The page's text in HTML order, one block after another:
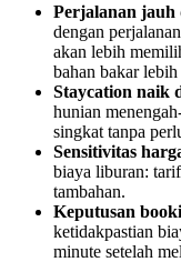
Perjalanan jauh
dengan
akan lebih
bahan bakar lebih
Staycation naik
hunian
singkat tanpa
Sensitivitas
biaya liburan:
tambahan.
Keputusan
ketidakpastian
minute setelah